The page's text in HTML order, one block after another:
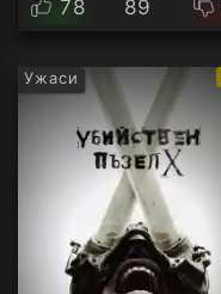
78 89
Ужаси